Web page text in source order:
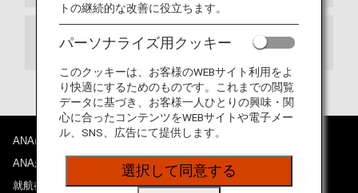
酸素ボンベの貸し出しサービス（有料）
ANAについて
ANAからのお知らせ
就航都市
トの継続的な改善に役立ちます。
パーソナライズ用クッキー
このクッキーは、お客様のWEBサイト利用をよ
り快適にするためのものです。これまでの閲覧
データに基づき、お客様一人ひとりの興味・関
心に合ったコンテンツをWEBサイトや電子メー
ル、SNS、広告にて提供します。
選択して同意する